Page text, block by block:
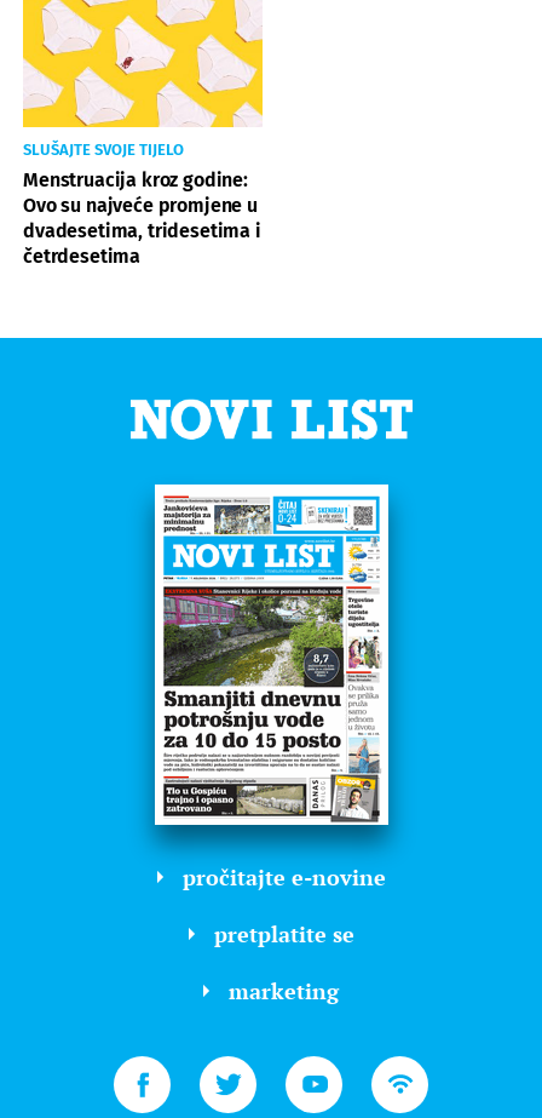
SLUŠAJTE SVOJE TIJELO
Menstruacija kroz godine:
Ovo su najveće promjene u
dvadesetima, tridesetima i
četrdesetima
pročitajte e-novine
pretplatite se
marketing